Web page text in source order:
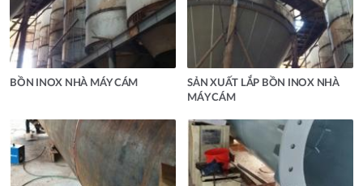
BỒN INOX NHÀ MÁY CÁM
SẢN XUẤT LẮP BỒN INOX NHÀ
MÁY CÁM